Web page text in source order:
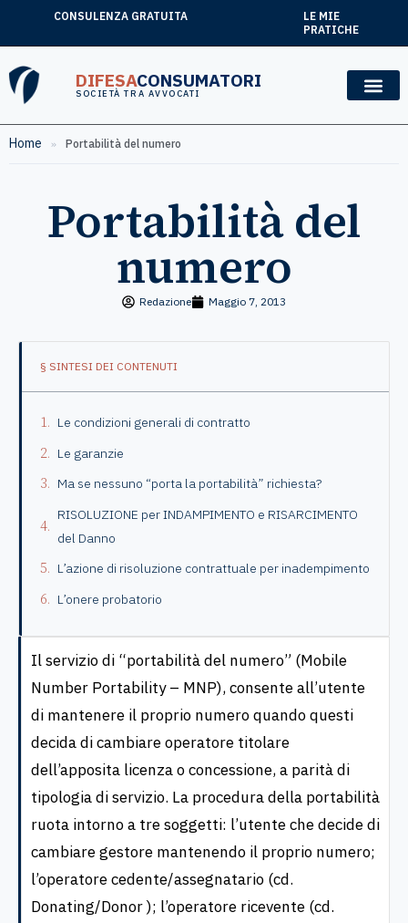
CONSULENZA GRATUITA
LE MIE
PRATICHE
DIFESACONSUMATORI
SOCIETÀ TRA AVVOCATI
Home » Portabilità del numero
Portabilità del
numero
Redazione Maggio 7, 2013
§ SINTESI DEI CONTENUTI
Le condizioni generali di contratto
Le garanzie
Ma se nessuno “porta la portabilità” richiesta?
RISOLUZIONE per INDAMPIMENTO e RISARCIMENTO
del Danno
L’azione di risoluzione contrattuale per inadempimento
L’onere probatorio
Il servizio di “portabilità del numero” (Mobile
Number Portability – MNP), consente all’utente
di mantenere il proprio numero quando questi
decida di cambiare operatore titolare
dell’apposita licenza o concessione, a parità di
tipologia di servizio. La procedura della portabilità
ruota intorno a tre soggetti: l’utente che decide di
cambiare gestore mantenendo il proprio numero;
l’operatore cedente/assegnatario (cd.
Donating/Donor ); l’operatore ricevente (cd.